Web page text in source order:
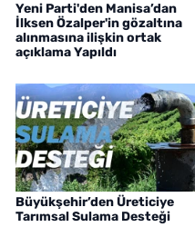
Yeni Parti'den Manisa’dan
İlksen Özalper'in gözaltına
alınmasına ilişkin ortak
açıklama Yapıldı
Büyükşehir’den Üreticiye
Tarımsal Sulama Desteği